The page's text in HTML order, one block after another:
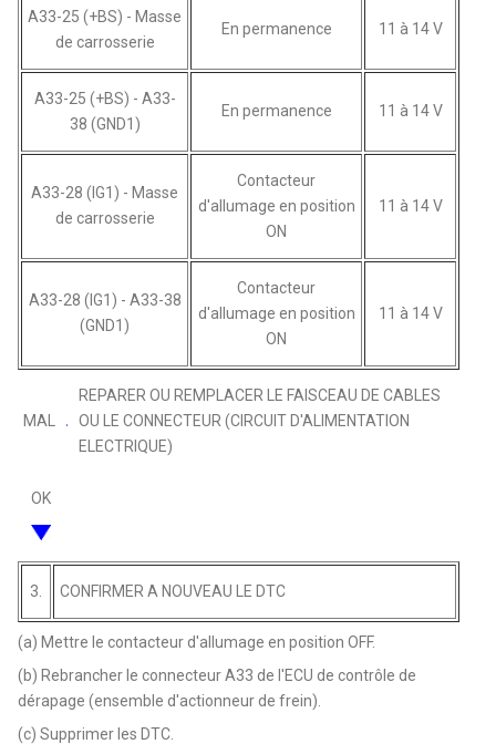
A33-25 (+BS) - Masse
de carrosserie
En permanence 11 à 14 V
A33-25 (+BS) - A33-
38 (GND1)
En permanence 11 à 14 V
A33-28 (IG1) - Masse
de carrosserie
Contacteur
d'allumage en position
ON
11 à 14 V
A33-28 (IG1) - A33-38
(GND1)
Contacteur
d'allumage en position
ON
11 à 14 V
MAL
REPARER OU REMPLACER LE FAISCEAU DE CABLES
OU LE CONNECTEUR (CIRCUIT D'ALIMENTATION
ELECTRIQUE)
OK
3. CONFIRMER A NOUVEAU LE DTC
(a) Mettre le contacteur d'allumage en position OFF.
(b) Rebrancher le connecteur A33 de l'ECU de contrôle de
dérapage (ensemble d'actionneur de frein).
(c) Supprimer les DTC.